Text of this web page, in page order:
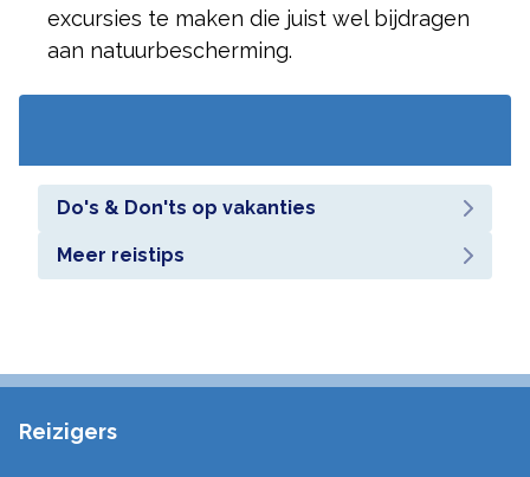
excursies te maken die juist wel bijdragen
aan natuurbescherming.
Do's & Don'ts op vakanties
Meer reistips
Reizigers